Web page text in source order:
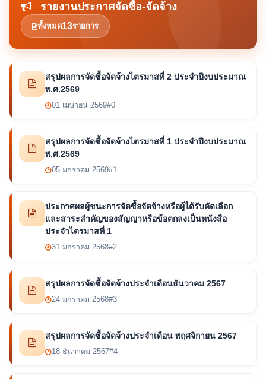
รายงานประกาศจัดซื้อ-จัดจ้าง
ทั้งหมด13รายการ
สรุปผลการจัดซื้อจัดจ้างไตรมาสที่ 2 ประจำปีงบประมาณ
พ.ศ.2569
01 เมษายน 2569#0
สรุปผลการจัดซื้อจัดจ้างไตรมาสที่ 1 ประจำปีงบประมาณ
พ.ศ.2569
05 มกราคม 2569#1
ประกาศผลผู้ชนะการจัดซื้อจัดจ้างหรือผู้ได้รับคัดเลือก
และสาระสำคัญของสัญญาหรือข้อตกลงเป็นหนังสือ
ประจำไตรมาสที่ 1
31 มกราคม 2568#2
สรุปผลการจัดซื้อจัดจ้างประจำเดือนธันวาคม 2567
24 มกราคม 2568#3
สรุปผลการจัดซื้อจัดจ้างประจำเดือน พฤศจิกายน 2567
18 ธันวาคม 2567#4